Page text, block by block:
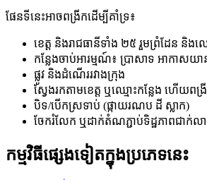
ផែនទីនេះអាចពង្រីកដើម្បីគាំទ្រ៖
ខេត្ត និងរាជធានីទាំង ២៥ រួមព្រំដែន និងឈ្
កន្លែងចាប់អារម្មណ៍៖ ប្រាសាទ អាកាសយា
ផ្លូវ និងដំណើររវាងក្រុង
ស្វែងរកតាមខេត្ត ឬឈ្មោះកន្លែង ហើយព
បិទ/បើកស្រទាប់ (ផ្កាយរណប ដី ស្លាក)
ចែករំលែក ឬដាក់តំណភ្ជាប់ទិដ្ឋភាពជាក់
កម្មវិធីផ្សេងទៀតក្នុងប្រភេទនេះ